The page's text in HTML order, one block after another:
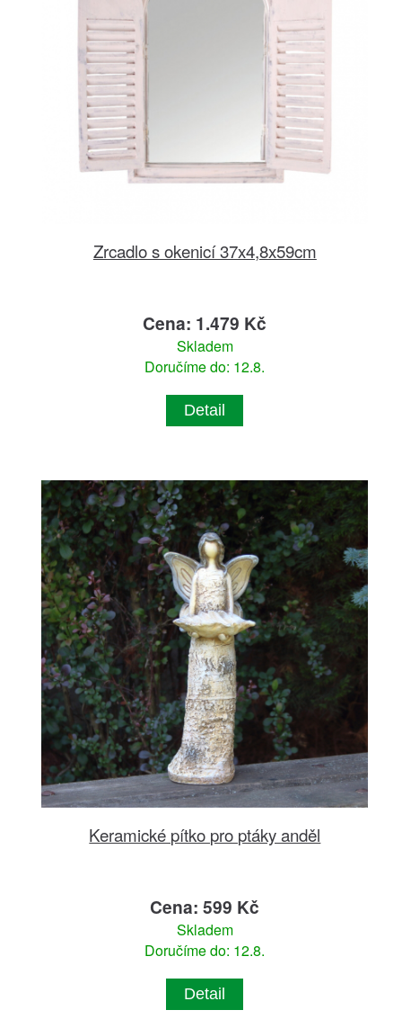
Zrcadlo s okenicí 37x4,8x59cm
Cena: 1.479 Kč
Skladem
Doručíme do: 12.8.
Detail
Keramické pítko pro ptáky anděl
Cena: 599 Kč
Skladem
Doručíme do: 12.8.
Detail